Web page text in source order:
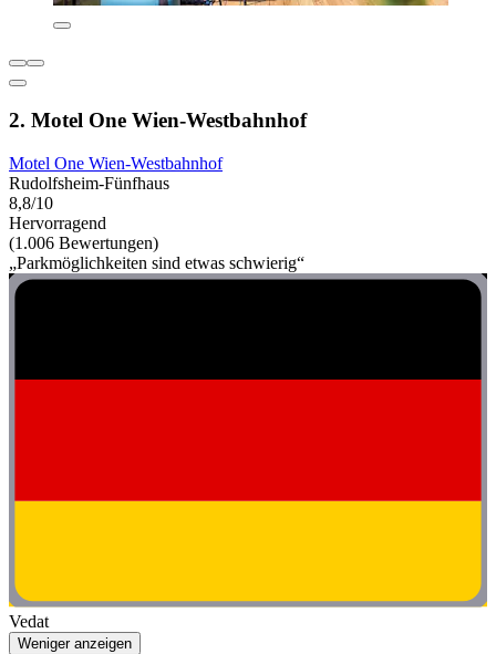
2. Motel One Wien-Westbahnhof
Motel One Wien-Westbahnhof
Rudolfsheim-Fünfhaus
8,8/10
Hervorragend
(1.006 Bewertungen)
„Parkmöglichkeiten sind etwas schwierig“
Vedat
Weniger anzeigen